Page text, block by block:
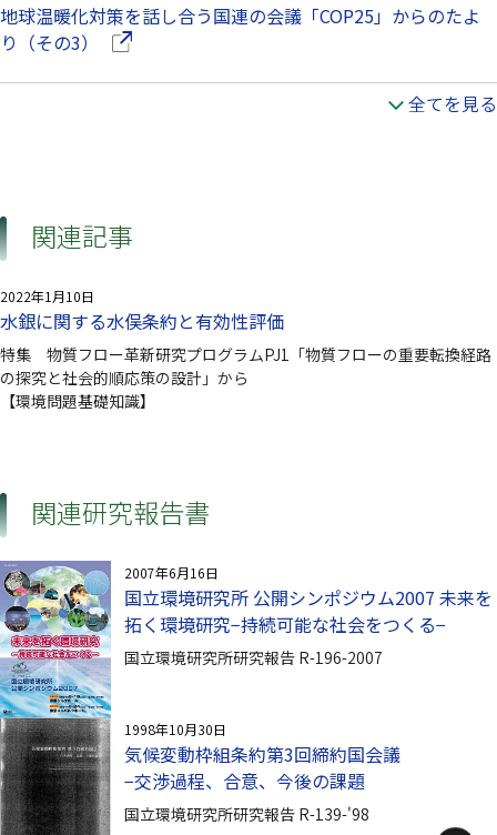
地球温暖化対策を話し合う国連の会議「COP25」からのたよ
り（その3）
（別ウインドウで開きます）
全てを見る
関連記事
2022年1月10日
水銀に関する水俣条約と有効性評価
特集 物質フロー革新研究プログラムPJ1「物質フローの重要転換経路
の探究と社会的順応策の設計」から
【環境問題基礎知識】
関連研究報告書
2007年6月16日
国立環境研究所 公開シンポジウム2007 未来を
拓く環境研究−持続可能な社会をつくる−
国立環境研究所研究報告 R-196-2007
1998年10月30日
気候変動枠組条約第3回締約国会議
−交渉過程、合意、今後の課題
国立環境研究所研究報告 R-139-'98